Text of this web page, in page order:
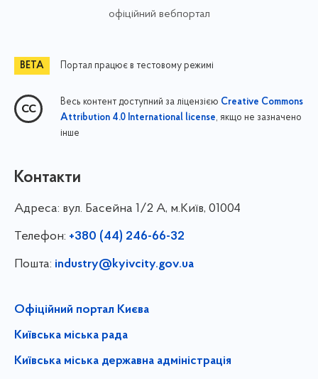
офіційний вебпортал
Портал працює в тестовому режимі
Весь контент доступний за ліцензією Creative Commons
Attribution 4.0 International license, якщо не зазначено
інше
Контакти
Адреса: вул. Басейна 1/⁠2 А, м.Київ, 01004
Телефон: +380 (44) 246-66-32
Пошта: industry@kyivcity.gov.ua
Офіційний портал Києва
Київська міська рада
Київська міська державна адміністрація